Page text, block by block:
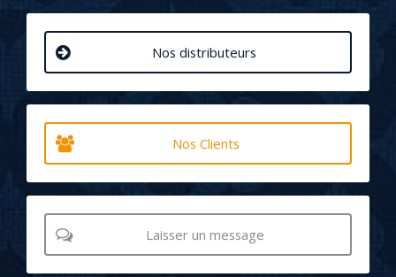
Nos distributeurs
Nos Clients
Laisser un message